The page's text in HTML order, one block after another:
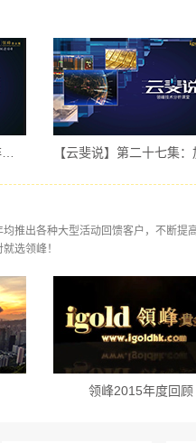
均推出各种大型活动回馈客户，不断
选领峰！
领峰2015年度回顾